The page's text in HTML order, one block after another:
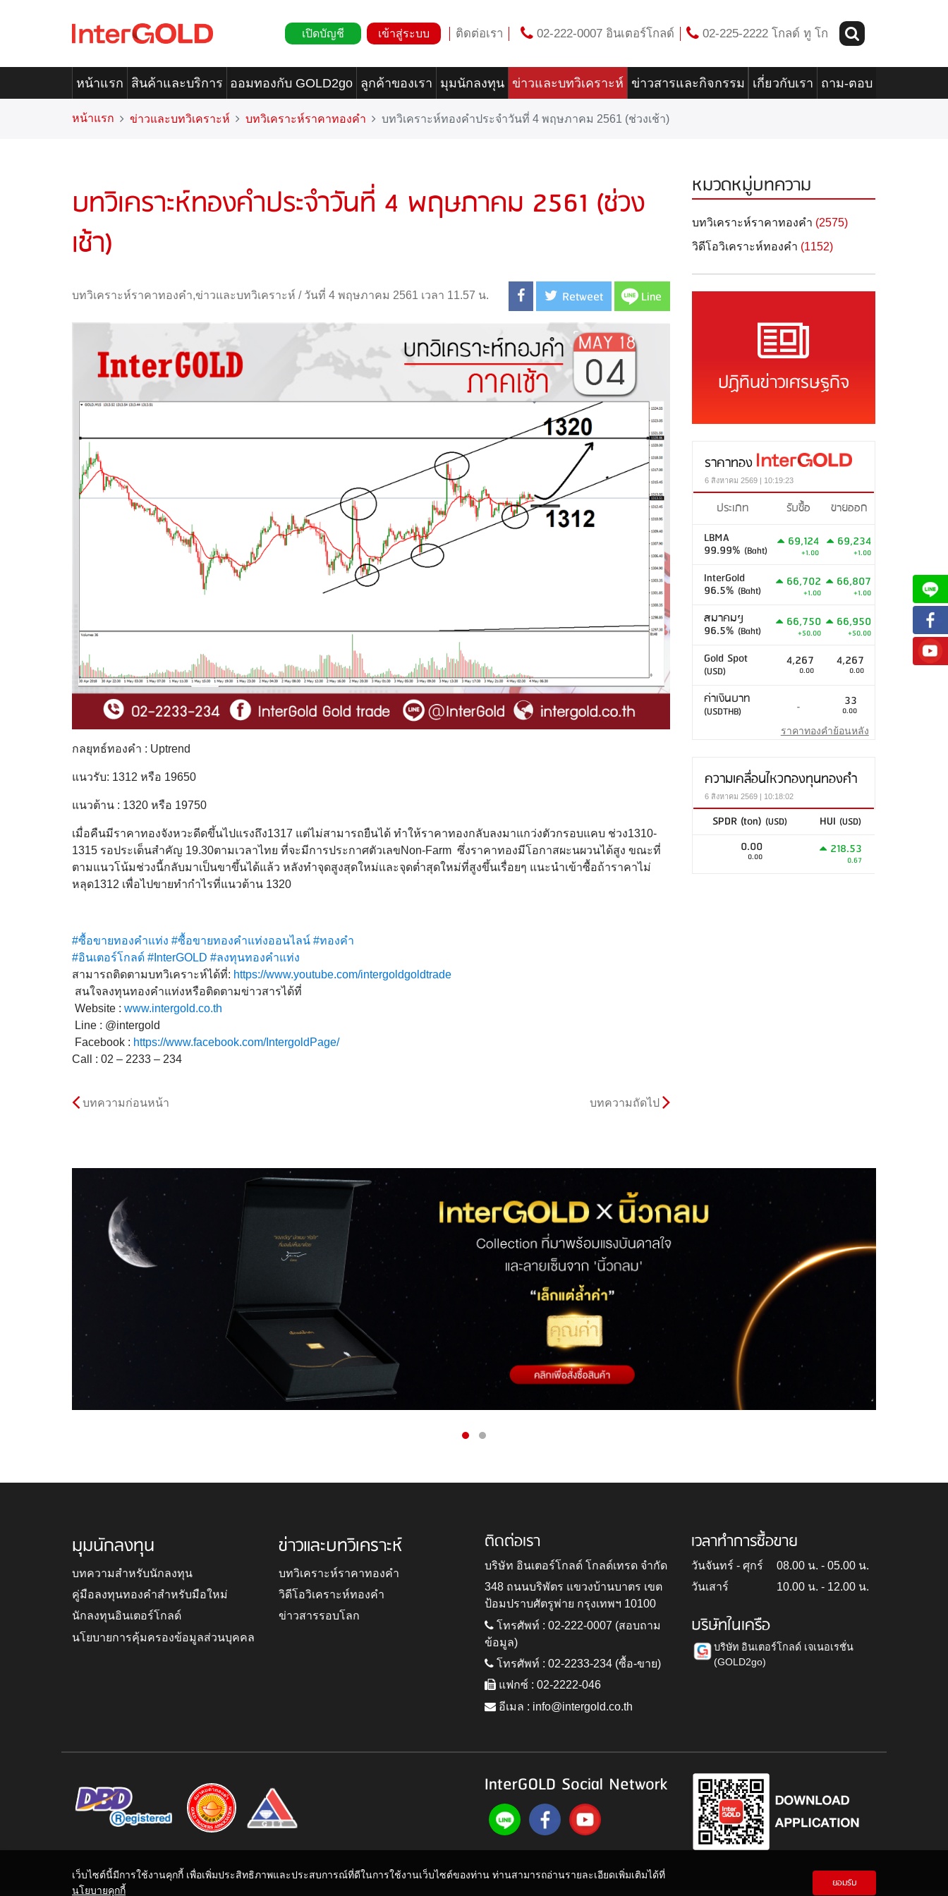
เปิดบัญชี เข้าสู่ระบบ ติดต่อเรา 02-222-0007 อินเตอร์โกลด์ 02-225-2222 โกลด์ ทู โก
หน้าแรก สินค้าและบริการ ออมทองกับ GOLD2go ลูกค้าของเรา มุมนักลงทุน ข่าวและบทวิเคราะห์ ข่าวสารและกิจกรรม เกี่ยวกับเรา ถาม-ตอบ
หน้าแรก ข่าวและบทวิเคราะห์ บทวิเคราะห์ราคาทองคำ บทวิเคราะห์ทองคำประจำวันที่ 4 พฤษภาคม 2561 (ช่วงเช้า)
บทวิเคราะห์ทองคำประจำวันที่ 4 พฤษภาคม 2561 (ช่วง
เช้า)
บทวิเคราะห์ราคาทองคำ,ข่าวและบทวิเคราะห์ / วันที่ 4 พฤษภาคม 2561 เวลา 11.57 น. Retweet Line
กลยุทธ์ทองคำ : Uptrend
แนวรับ: 1312 หรือ 19650
แนวต้าน : 1320 หรือ 19750
เมื่อคืนมีราคาทองจังหวะดีดขึ้นไปแรงถึง1317 แต่ไม่สามารถยืนได้ ทำให้ราคาทองกลับลงมาแกว่งตัวกรอบแคบ ช่วง1310-
1315 รอประเด็นสำคัญ 19.30ตามเวลาไทย ที่จะมีการประกาศตัวเลขNon-Farm ซึ่งราคาทองมีโอกาสผะนผวนได้สูง ขณะที่
ตามแนวโน้มช่วงนี้กลับมาเป็นขาขึ้นได้แล้ว หลังทำจุดสูงสุดใหม่และจุดต่ำสุดใหม่ที่สูงขึ้นเรื่อยๆ แนะนำเข้าซื้อถ้าราคาไม่
หลุด1312 เพื่อไปขายทำกำไรที่แนวต้าน 1320
#ซื้อขายทองคำแท่ง #ซื้อขายทองคำแท่งออนไลน์ #ทองคำ
#อินเตอร์โกลด์ #InterGOLD #ลงทุนทองคำแท่ง
สามารถติดตามบทวิเคราะห์ได้ที่: https://www.youtube.com/intergoldgoldtrade
สนใจลงทุนทองคำแท่งหรือติดตามข่าวสารได้ที่
Website : www.intergold.co.th
Line : @intergold
Facebook : https://www.facebook.com/IntergoldPage/
Call : 02 – 2233 – 234
บทความก่อนหน้า บทความถัดไป
หมวดหมู่บทความ
บทวิเคราะห์ราคาทองคำ (2575)
วิดีโอวิเคราะห์ทองคำ (1152)
ปฏิทินข่าวเศรษฐกิจ
ราคาทอง
6 สิงหาคม 2569 | 10:19:23
ประเภท รับซื้อ
ขายออก
LBMA
99.99% (Baht)
69,124
+1.00
69,234
+1.00
InterGold
96.5% (Baht)
66,702
+1.00
66,807
+1.00
สมาคมฯ
96.5% (Baht)
66,750
+50.00
66,950
+50.00
Gold Spot
(USD)
4,267
0.00
4,267
0.00
ค่าเงินบาท
(USDTHB) - 33
0.00
ราคาทองคำย้อนหลัง
ความเคลื่อนไหวกองทุนทองคำ
6 สิงหาคม 2569 | 10:18:02
SPDR (ton) (USD) HUI (USD)
0.00
0.00 218.53
0.67
มุมนักลงทุน
บทความสำหรับนักลงทุน
คู่มือลงทุนทองคำสำหรับมือใหม่
นักลงทุนอินเตอร์โกลด์
นโยบายการคุ้มครองข้อมูลส่วนบุคคล
ข่าวและบทวิเคราะห์
บทวิเคราะห์ราคาทองคำ
วิดีโอวิเคราะห์ทองคำ
ข่าวสารรอบโลก
ติดต่อเรา
บริษัท อินเตอร์โกลด์ โกลด์เทรด จำกัด
348 ถนนบริพัตร แขวงบ้านบาตร เขต
ป้อมปราบศัตรูพ่าย กรุงเทพฯ 10100
โทรศัพท์ : 02-222-0007 (สอบถาม
ข้อมูล)
โทรศัพท์ : 02-2233-234 (ซื้อ-ขาย)
แฟกซ์ : 02-2222-046
อีเมล : info@intergold.co.th
เวลาทำการซื้อขาย
วันจันทร์ - ศุกร์
08.00 น. - 05.00 น.
วันเสาร์
10.00 น. - 12.00 น.
บริษัทในเครือ
บริษัท อินเตอร์โกลด์ เจเนอเรชั่น
(GOLD2go)
InterGOLD Social Network
เว็บไซต์นี้มีการใช้งานคุกกี้ เพื่อเพิ่มประสิทธิภาพและประสบการณ์ที่ดีในการใช้งานเว็บไซต์ของท่าน ท่านสามารถอ่านรายละเอียดเพิ่มเติมได้ที่
นโยบายคุกกี้
ยอมรับ